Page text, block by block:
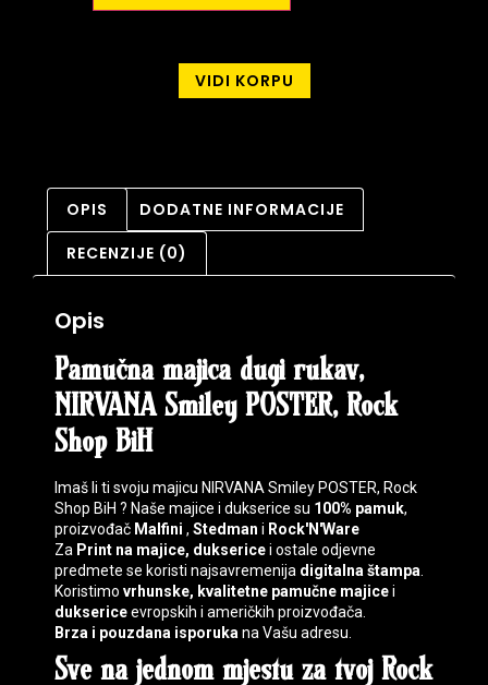
VIDI KORPU
OPIS DODATNE INFORMACIJE
RECENZIJE (0)
Opis
Pamučna majica dugi rukav,
NIRVANA Smiley POSTER, Rock
Shop BiH
Imaš li ti svoju majicu NIRVANA Smiley POSTER, Rock
Shop BiH ? Naše majice i dukserice su 100% pamuk,
proizvođač Malfini , Stedman i Rock'N'Ware
Za Print na majice, duksericei ostale odjevne
predmete se koristi najsavremenija digitalna štampa
Koristimo vrhunske, kvalitetne pamučne majicei
duksericeevropskih i američkih proizvođača.
Brza i pouzdana isporuka na Vašu adresu.
Sve na jednom mjestu za tvoj Rock